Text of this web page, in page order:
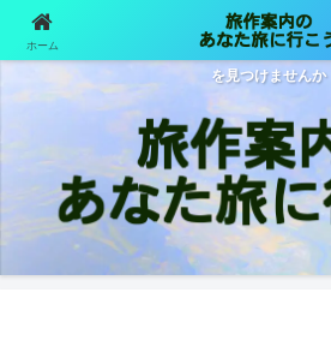
旅は目的も行先も様々 旅作案内が体験した旅
を見つけませんか
ホーム